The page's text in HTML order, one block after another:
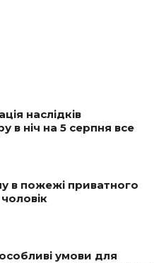
наслідків
в ніч на 5 серпня все
в пожежі приватного
умови для